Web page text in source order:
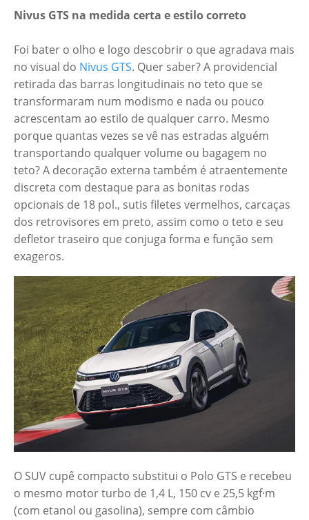
Nivus GTS na medida certa e estilo correto
Foi bater o olho e logo descobrir o que agradava mais
no visual do Nivus GTS. Quer saber? A providencial
retirada das barras longitudinais no teto que se
transformaram num modismo e nada ou pouco
acrescentam ao estilo de qualquer carro. Mesmo
porque quantas vezes se vê nas estradas alguém
transportando qualquer volume ou bagagem no
teto? A decoração externa também é atraentemente
discreta com destaque para as bonitas rodas
opcionais de 18 pol., sutis filetes vermelhos, carcaças
dos retrovisores em preto, assim como o teto e seu
defletor traseiro que conjuga forma e função sem
exageros.
O SUV cupê compacto substitui o Polo GTS e recebeu
o mesmo motor turbo de 1,4 L, 150 cv e 25,5 kgf·m
(com etanol ou gasolina), sempre com câmbio